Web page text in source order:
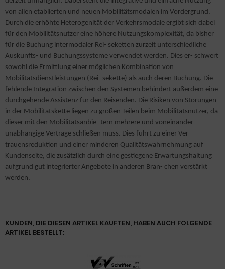
von allen etablierten und neuen Mobilitätsmodalen im Vordergrund.
Durch die erhöhte Heterogenität der Verkehrsmodale ergibt sich dabei
für den Mobilitätsnutzer eine höhere Nutzungskomplexität, da bisher
für die Buchung intermodaler Rei- seketten zurzeit unterschiedliche
Auskunfts- und Buchungssysteme verwendet werden. Dies er- schwert
sowohl die Ermittlung einer möglichen Kombination von
Mobilitätsdienstleistungen (Rei- sekette) als auch deren Buchung. Die
fehlende Integration zwischen den Systemen behindert außerdem eine
durchgehende Assistenz für den Reisenden. Die Risiken von Störungen
in der Mobilitätskette liegen zu großen Teilen beim Mobilitätsnutzer, da
dieser mit den Mobilitätsanbie- tern mehrere und voneinander
unabhängige Verträge schließen muss. Dies führt zu einer Ver-
trauensreduktion und einer minderen Qualitätswahrnehmung auf
Kundenseite, die zusätzlich durch eine gestiegene Erwartungshaltung
aufgrund gut integrierter Angebote in anderen Bran- chen verstärkt
werden.
KUNDEN, DIE DIESEN ARTIKEL KAUFTEN, HABEN AUCH FOLGENDE
ARTIKEL BESTELLT: